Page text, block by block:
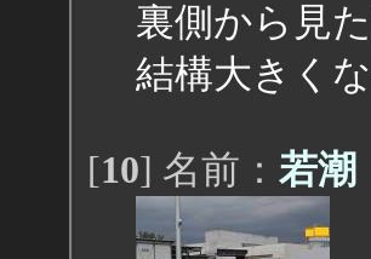
裏側から見
結構大きく
[10] 名前： 若潮